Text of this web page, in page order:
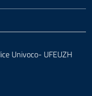
Univoco- UFEUZH